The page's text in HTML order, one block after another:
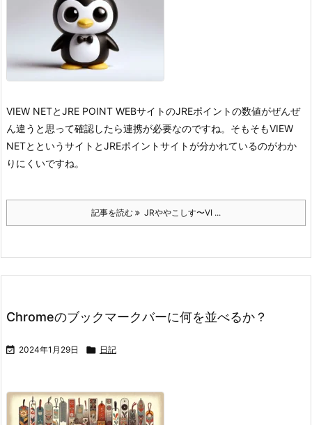
VIEW NETとJRE POINT WEBサイトのJREポイントの数値がぜんぜ
ん違うと思って確認したら連携が必要なのですね。そもそもVIEW
NETとというサイトとJREポイントサイトが分かれているのがわか
りにくいですね。
記事を読む JRややこしす〜VI ...
Chromeのブックマークバーに何を並べるか？
 2024年1月29日  日記